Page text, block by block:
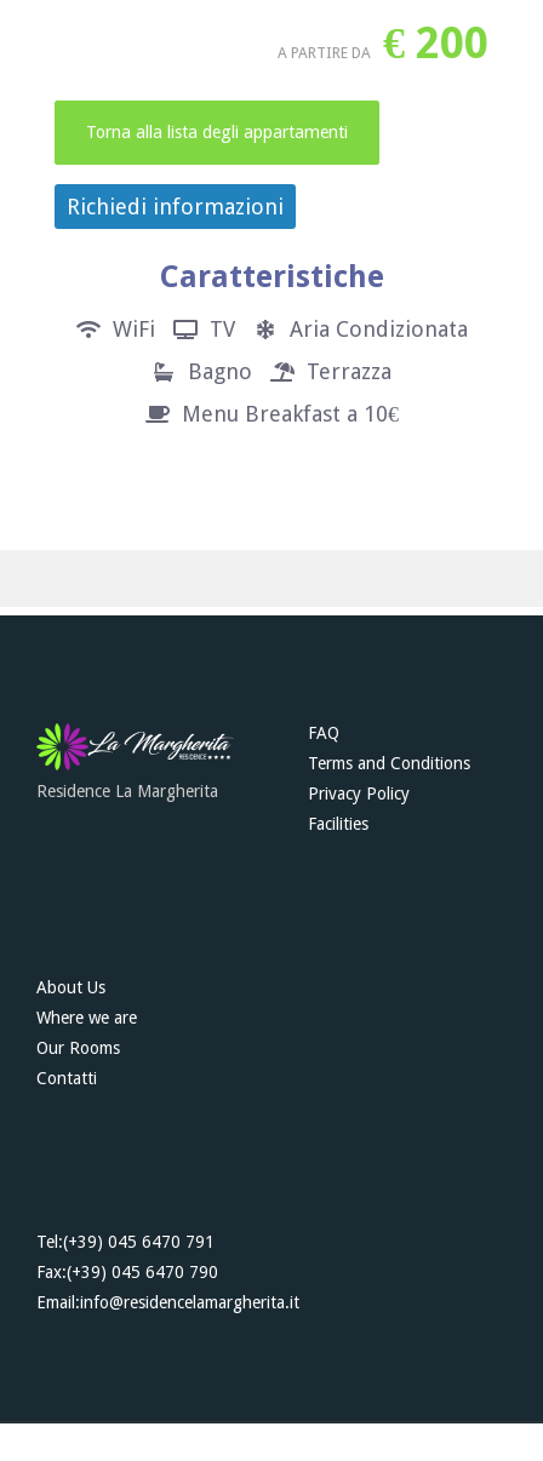
A PARTIRE DA € 200
Torna alla lista degli appartamenti
Richiedi informazioni
Caratteristiche
WiFi TV
Aria Condizionata
Bagno
Terrazza
Menu Breakfast a 10€
Residence La Margherita
FAQ
Terms and Conditions
Privacy Policy
Facilities
About Us
Where we are
Our Rooms
Contatti
Tel:(+39) 045 6470 791
Fax:(+39) 045 6470 790
Email:info@residencelamargherita.it